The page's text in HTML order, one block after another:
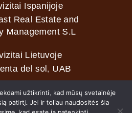
Ispanijoje
Real Estate and
Management S.L
Lietuvoje
del sol, UAB
del sol
užtikrinti, kad mūsų svetainėje
patirtį. Jei ir toliau naudositės šia